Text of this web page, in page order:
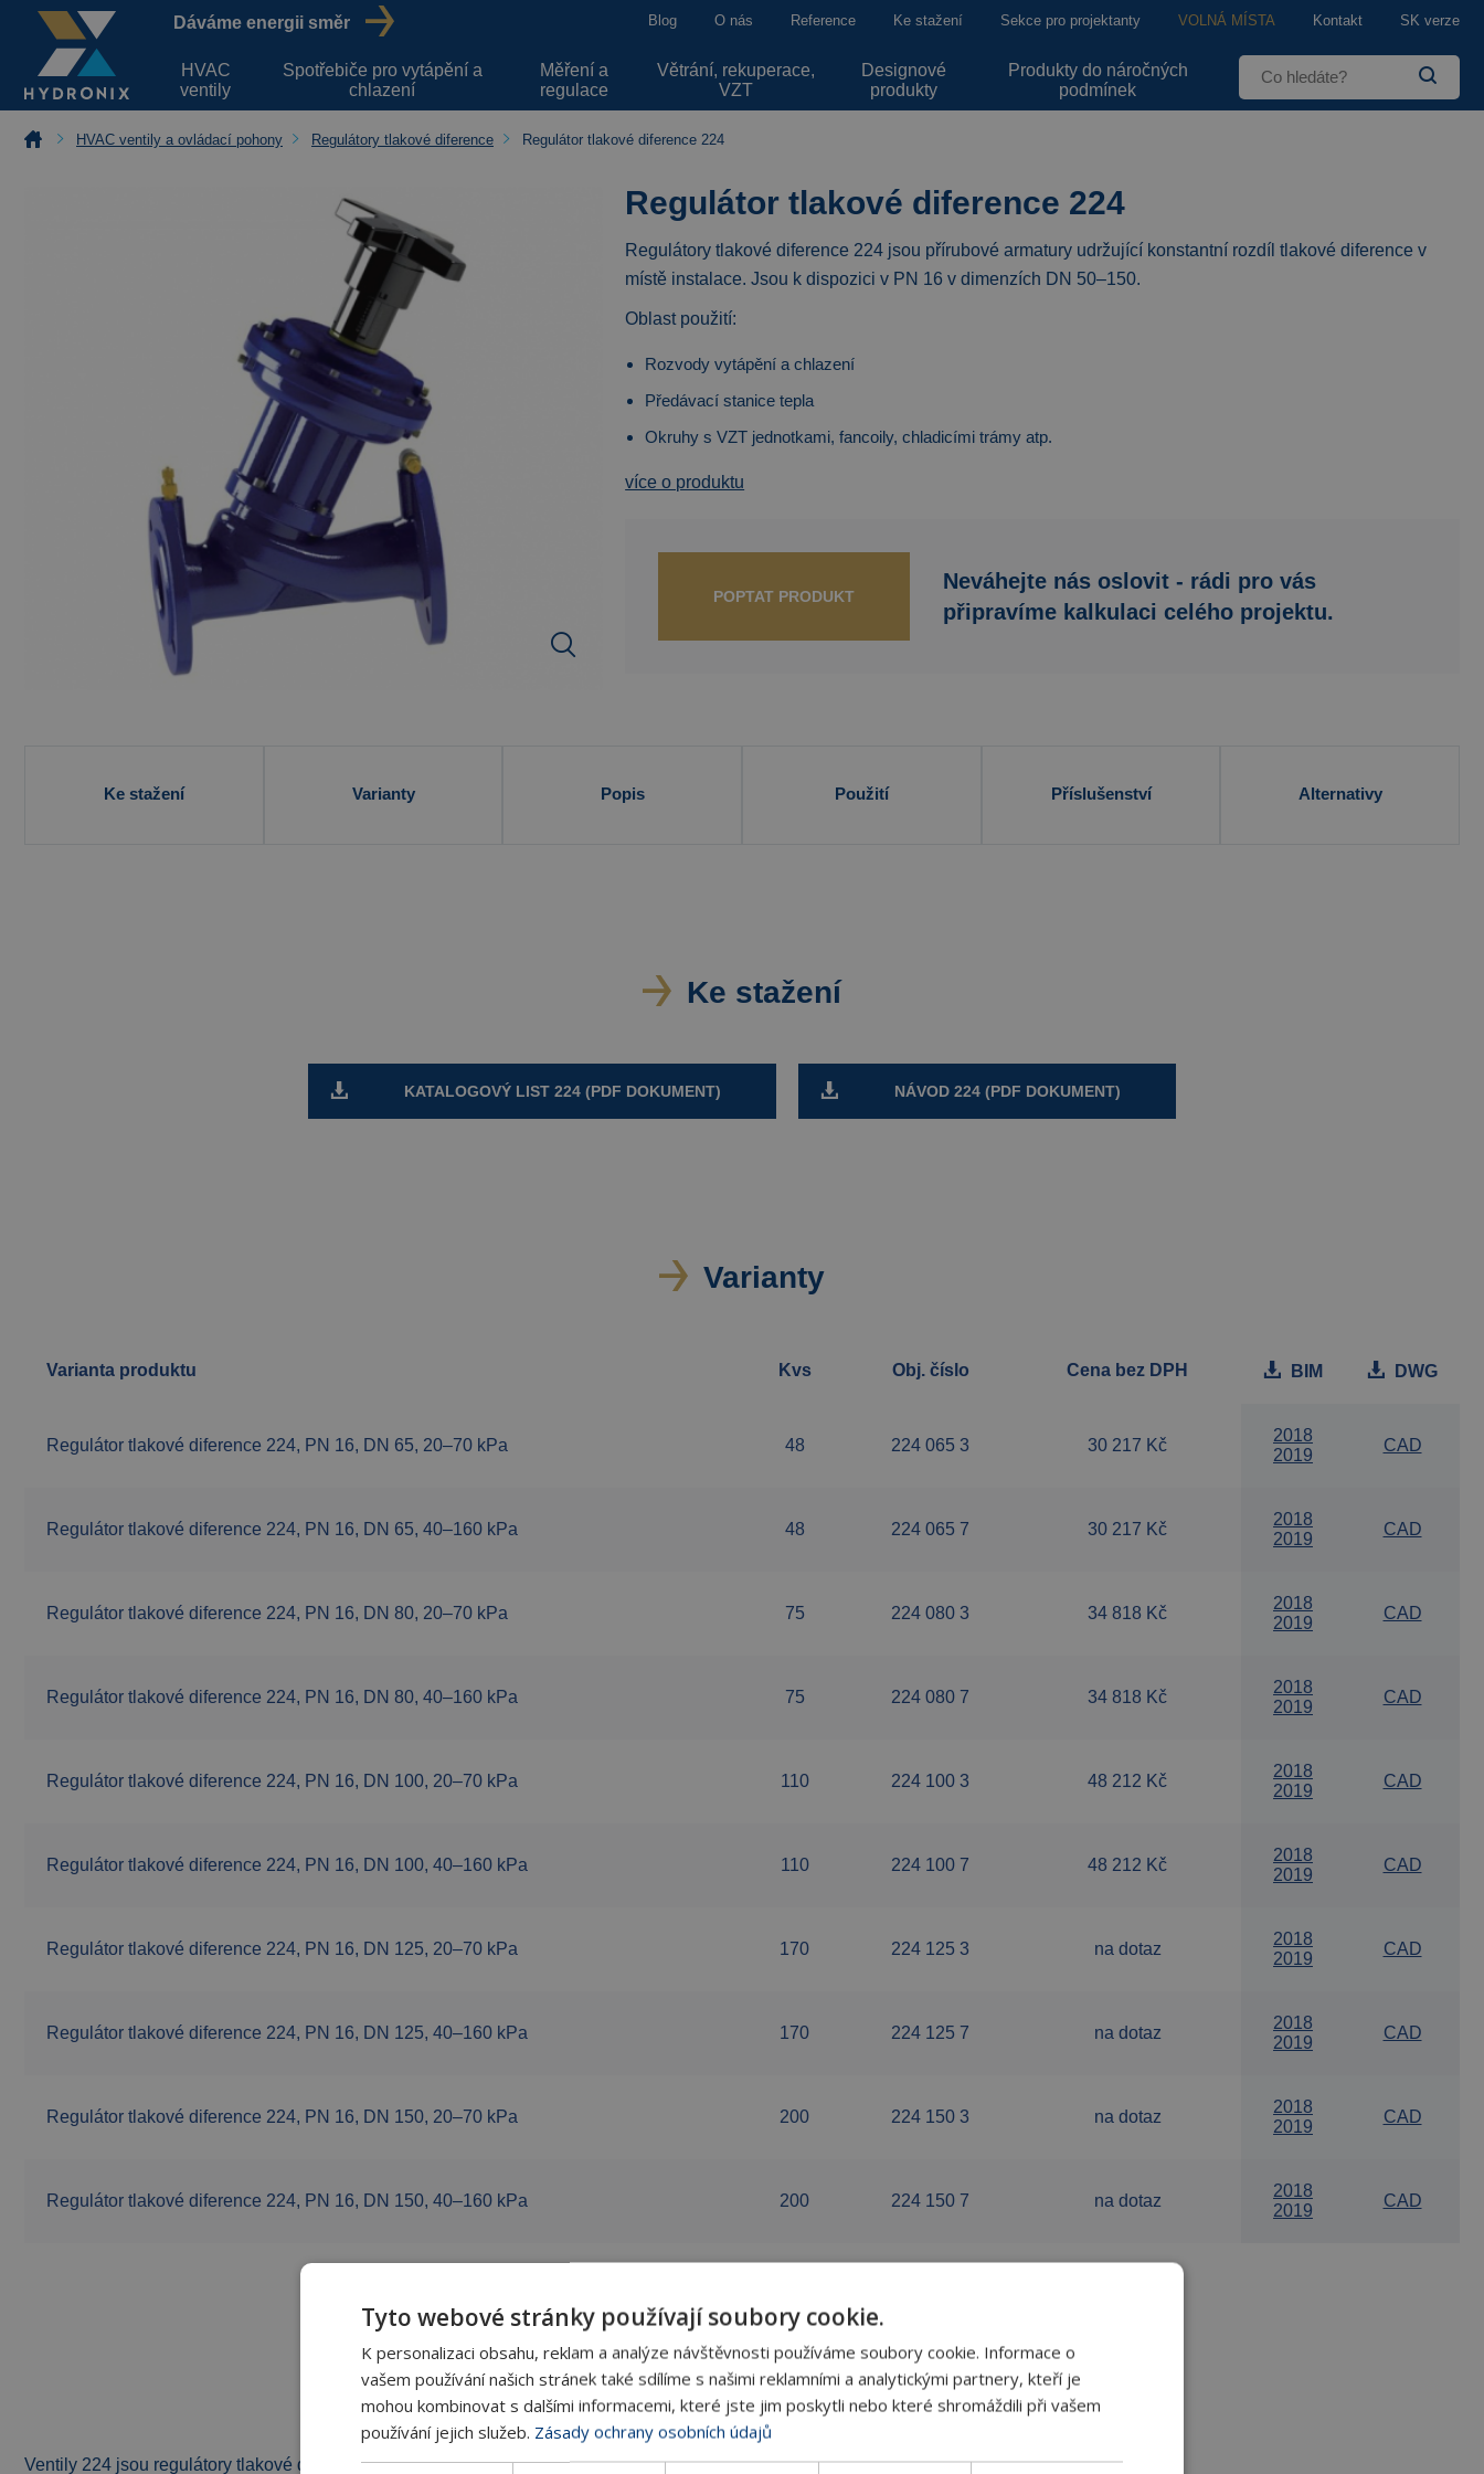
Dáváme energii směr Blog O nás Reference Ke stažení Sekce pro projektanty VOLNÁ MÍSTA Kontakt SK verze
HVAC
ventily
Spotřebiče pro vytápění a
chlazení
Měření a
regulace
Větrání, rekuperace,
VZT
Designové
produkty
Produkty do náročných
podmínek
HVAC ventily a ovládací pohony Regulátory tlakové diference Regulátor tlakové diference 224
Regulátor tlakové diference 224
Regulátory tlakové diference 224 jsou přírubové armatury udržující konstantní rozdíl tlakové diference v
místě instalace. Jsou k dispozici v PN 16 v dimenzích DN 50–150.
Oblast použití:
Rozvody vytápění a chlazení
Předávací stanice tepla
Okruhy s VZT jednotkami, fancoily, chladicími trámy atp.
více o produktu
POPTAT PRODUKT
Neváhejte nás oslovit - rádi pro vás
připravíme kalkulaci celého projektu.
Ke stažení Varianty Popis Použití Příslušenství Alternativy
Ke stažení
KATALOGOVÝ LIST 224 (PDF DOKUMENT) NÁVOD 224 (PDF DOKUMENT)
Varianty
Varianta produktu Kvs Obj. číslo Cena bez DPH BIM DWG
Regulátor tlakové diference 224, PN 16, DN 65, 20–70 kPa 48 224 065 3 30 217 Kč
2018
2019
CAD
Regulátor tlakové diference 224, PN 16, DN 65, 40–160 kPa 48 224 065 7 30 217 Kč
2018
2019
CAD
Regulátor tlakové diference 224, PN 16, DN 80, 20–70 kPa 75 224 080 3 34 818 Kč
2018
2019
CAD
Regulátor tlakové diference 224, PN 16, DN 80, 40–160 kPa 75 224 080 7 34 818 Kč
2018
2019
CAD
Regulátor tlakové diference 224, PN 16, DN 100, 20–70 kPa 110 224 100 3 48 212 Kč
2018
2019
CAD
Regulátor tlakové diference 224, PN 16, DN 100, 40–160 kPa 110 224 100 7 48 212 Kč
2018
2019
CAD
Regulátor tlakové diference 224, PN 16, DN 125, 20–70 kPa 170 224 125 3 na dotaz
2018
2019
CAD
Regulátor tlakové diference 224, PN 16, DN 125, 40–160 kPa 170 224 125 7 na dotaz
2018
2019
CAD
Regulátor tlakové diference 224, PN 16, DN 150, 20–70 kPa 200 224 150 3 na dotaz
2018
2019
CAD
Regulátor tlakové diference 224, PN 16, DN 150, 40–160 kPa 200 224 150 7 na dotaz
2018
2019
CAD
Popis
Ventily 224 jsou regulátory tlakové diference udržující konstantní hodnotu tlakové
Tyto webové stránky používají soubory cookie.
K personalizaci obsahu, reklam a analýze návštěvnosti používáme soubory cookie. Informace o
vašem používání našich stránek také sdílíme s našimi reklamními a analytickými partnery, kteří je
mohou kombinovat s dalšími informacemi, které jste jim poskytli nebo které shromáždili při vašem
používání jejich služeb. Zásady ochrany osobních údajů